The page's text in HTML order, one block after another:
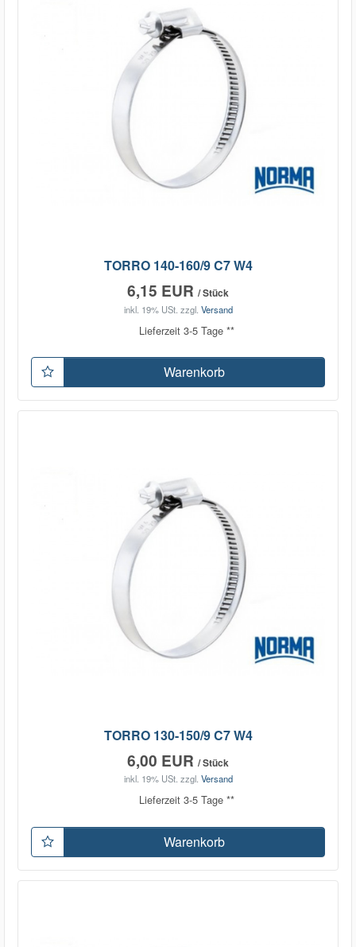
TORRO 140-160/9 C7 W4
6,15 EUR / Stück
inkl. 19% USt. zzgl. Versand
Lieferzeit 3-5 Tage **
Warenkorb
TORRO 130-150/9 C7 W4
6,00 EUR / Stück
inkl. 19% USt. zzgl. Versand
Lieferzeit 3-5 Tage **
Warenkorb